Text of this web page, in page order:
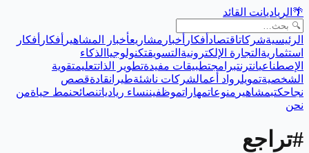
🌴 الرياديانت القائد
الرئيسيةشركاتاقتصاد أفكار أخبار مشاريعأخبار المشاهير أفكار أفكار
استثمارية التجارة الإلكترونية التسويقتكنولوجيا الذكاء
الإصطناعيانترنتبرامجتطبيقات مفيدةتطوير الذاتتعليمتقوية
الشخصيةتمويلرواد أعمالشركات ناشئةطيرانقادةقصص
نجاحكتبمشاهير منوعاتمهاراتموظفيننساء ريادياتنصائحنمط حياةمن
نحن
#تراجع